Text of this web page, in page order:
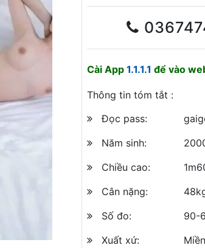
Cài App 1.1.1.1 để vào
Thông tin tóm tắt :
Đọc pass:
Năm sinh:
Chiều cao:
Cân nặng:
Số đo:
90-
Xuất xứ: